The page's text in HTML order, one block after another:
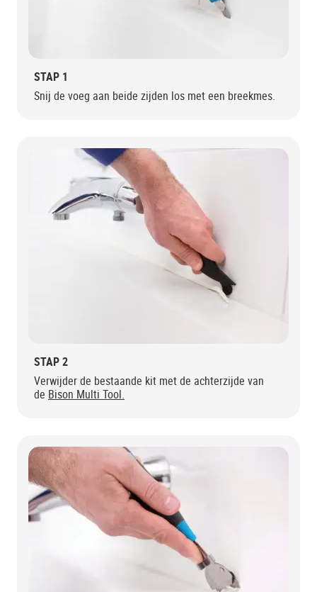
STAP 1
Snij de voeg aan beide zijden los met een breekmes.
STAP 2
Verwijder de bestaande kit met de achterzijde van
de Bison Multi Tool.